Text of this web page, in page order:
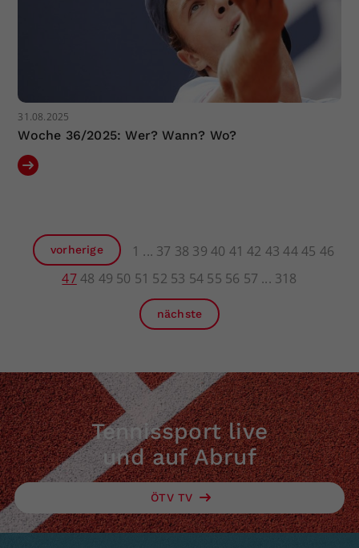
31.08.2025
Woche 36/2025: Wer? Wann? Wo?
vorherige 1 37 38 39 40 41 42 43 4445 46
4748 49 50 51 52 53 54 55 56 57 318
nächste
Tennissport live
und auf Abruf
ÖTV TV